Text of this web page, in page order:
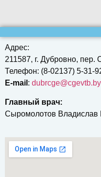
Адрес:
211587, г. Дубровно, пер.
Телефон: (8-02137) 5-31-
E-mail : dubrcgе@cgevtb.by
Главный врач:
Сыромолотов Владислав